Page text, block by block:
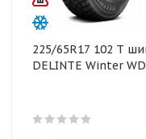
225/65R17 102 T
DELINTE Winter